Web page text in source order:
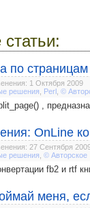
по
1 Октября 2009
решения Perl ©
,
OnLine
27 Сентября
решения © Авторское
fb2 и rtf
меня,